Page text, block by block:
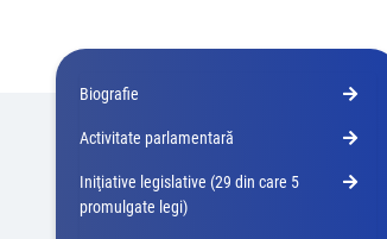
Biografie
Activitate parlamentară
Iniţiative legislative (29 din care 5
promulgate legi)